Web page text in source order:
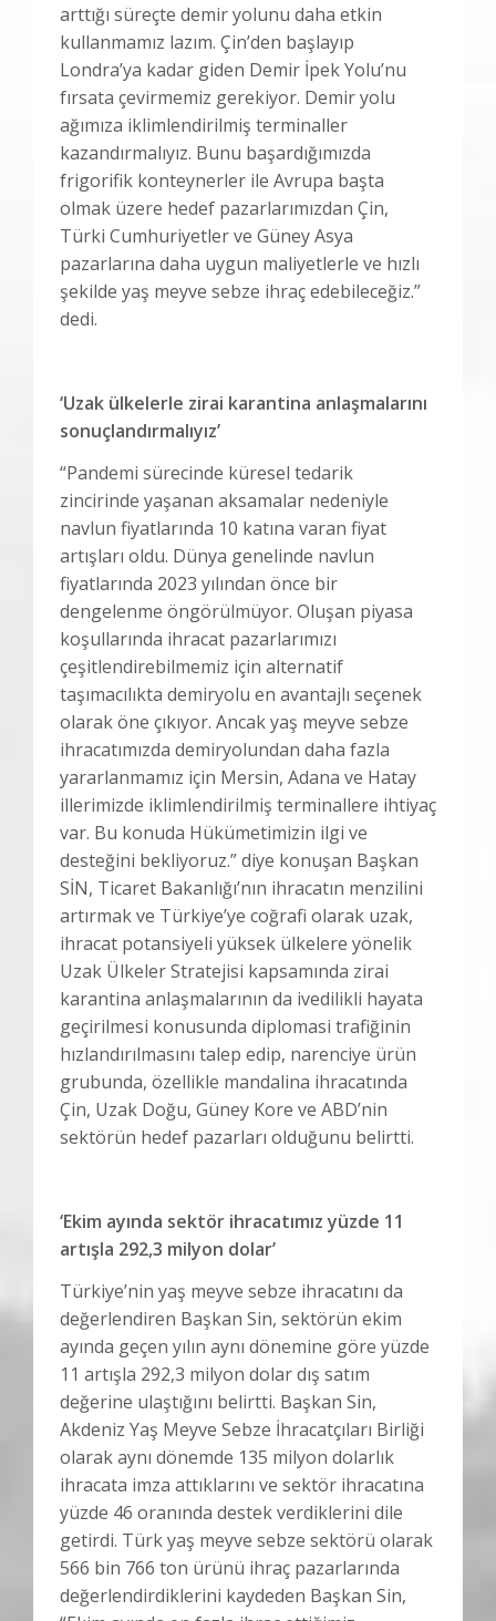
arttığı süreçte demir yolunu daha etkin
kullanmamız lazım. Çin’den başlayıp
Londra’ya kadar giden Demir İpek Yolu’nu
fırsata çevirmemiz gerekiyor. Demir yolu
ağımıza iklimlendirilmiş terminaller
kazandırmalıyız. Bunu başardığımızda
frigorifik konteynerler ile Avrupa başta
olmak üzere hedef pazarlarımızdan Çin,
Türki Cumhuriyetler ve Güney Asya
pazarlarına daha uygun maliyetlerle ve hızlı
şekilde yaş meyve sebze ihraç edebileceğiz.”
dedi.
‘Uzak ülkelerle zirai karantina anlaşmalarını
sonuçlandırmalıyız’
“Pandemi sürecinde küresel tedarik
zincirinde yaşanan aksamalar nedeniyle
navlun fiyatlarında 10 katına varan fiyat
artışları oldu. Dünya genelinde navlun
fiyatlarında 2023 yılından önce bir
dengelenme öngörülmüyor. Oluşan piyasa
koşullarında ihracat pazarlarımızı
çeşitlendirebilmemiz için alternatif
taşımacılıkta demiryolu en avantajlı seçenek
olarak öne çıkıyor. Ancak yaş meyve sebze
ihracatımızda demiryolundan daha fazla
yararlanmamız için Mersin, Adana ve Hatay
illerimizde iklimlendirilmiş terminallere ihtiyaç
var. Bu konuda Hükümetimizin ilgi ve
desteğini bekliyoruz.” diye konuşan Başkan
SİN, Ticaret Bakanlığı’nın ihracatın menzilini
artırmak ve Türkiye’ye coğrafi olarak uzak,
ihracat potansiyeli yüksek ülkelere yönelik
Uzak Ülkeler Stratejisi kapsamında zirai
karantina anlaşmalarının da ivedilikli hayata
geçirilmesi konusunda diplomasi trafiğinin
hızlandırılmasını talep edip, narenciye ürün
grubunda, özellikle mandalina ihracatında
Çin, Uzak Doğu, Güney Kore ve ABD’nin
sektörün hedef pazarları olduğunu belirtti.
‘Ekim ayında sektör ihracatımız yüzde 11
artışla 292,3 milyon dolar’
Türkiye’nin yaş meyve sebze ihracatını da
değerlendiren Başkan Sin, sektörün ekim
ayında geçen yılın aynı dönemine göre yüzde
11 artışla 292,3 milyon dolar dış satım
değerine ulaştığını belirtti. Başkan Sin,
Akdeniz Yaş Meyve Sebze İhracatçıları Birliği
olarak aynı dönemde 135 milyon dolarlık
ihracata imza attıklarını ve sektör ihracatına
yüzde 46 oranında destek verdiklerini dile
getirdi. Türk yaş meyve sebze sektörü olarak
566 bin 766 ton ürünü ihraç pazarlarında
değerlendirdiklerini kaydeden Başkan Sin,